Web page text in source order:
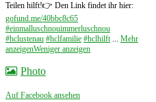
Teilen hilft!👉 Den Link findet ihr hier:
gofund.me/40bbc8c65
#einmalluschnouimmerluschnou
#hclustenau #hclfamilie #hclhilft ... Mehr
anzeigenWeniger anzeigen
Photo
Auf Facebook ansehen